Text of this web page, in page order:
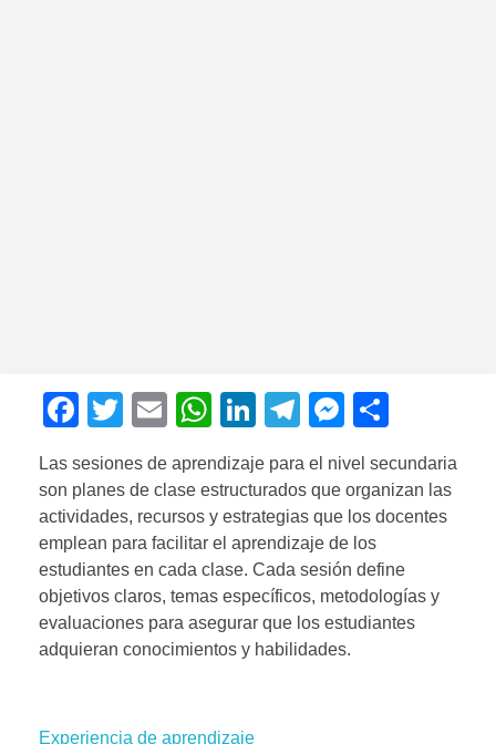
F
c
e
b
o
o
k
T
tt
er
E
ail
W
at
s
A
p
p
Li
k
e
dI
n
T
e
gr
a
m
M
ss
e
n
g
er
m
p
tir
Las sesiones de aprendizaje para el nivel secundaria
son planes de clase estructurados que organizan las
actividades, recursos y estrategias que los docentes
emplean para facilitar el aprendizaje de los
estudiantes en cada clase. Cada sesión define
objetivos claros, temas específicos, metodologías y
evaluaciones para asegurar que los estudiantes
adquieran conocimientos y habilidades.
Experiencia de aprendizaje